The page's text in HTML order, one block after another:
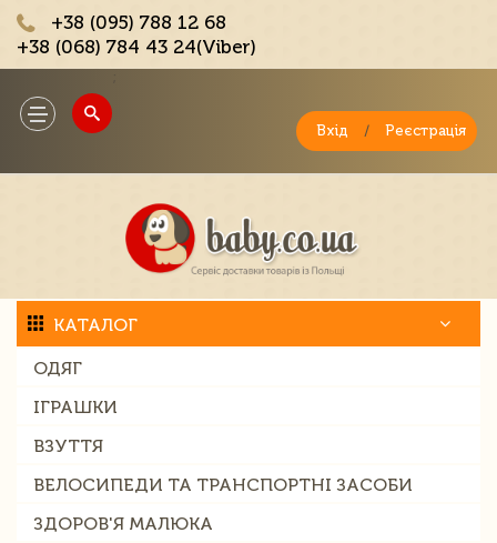
+38 (095) 788 12 68
+38 (068) 784 43 24(Viber)
Toggle
navigation
Вхід / Реєстрація
КАТАЛОГ
ОДЯГ
ІГРАШКИ
ВЗУТТЯ
ВЕЛОСИПЕДИ ТА ТРАНСПОРТНІ ЗАСОБИ
ЗДОРОВ'Я МАЛЮКА